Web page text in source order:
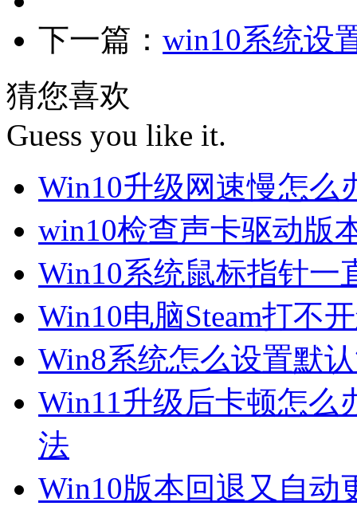
下一篇： win10系统设
猜您喜欢
Guess you like it.
Win10升级网速慢怎么
win10检查声卡驱动版
Win10系统鼠标指针一
Win10电脑Steam打不
Win8系统怎么设置默
Win11升级后卡顿怎么
法
Win10版本回退又自动